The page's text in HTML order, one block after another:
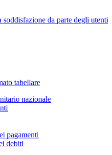
da parte degli utenti
tabellare
nazionale
pagamenti
debiti